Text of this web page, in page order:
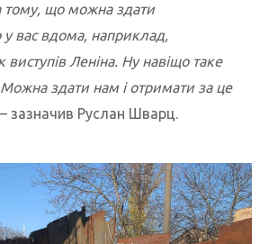
тому, що можна здати
вас вдома, наприклад,
виступів Леніна. Ну навіщо таке
здати нам і отримати за це
зазначив Руслан Шварц.